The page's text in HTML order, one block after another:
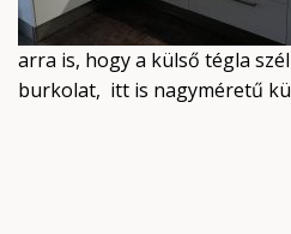
arra is, hogy a külső tégla
burkolat, itt is nagyméretű